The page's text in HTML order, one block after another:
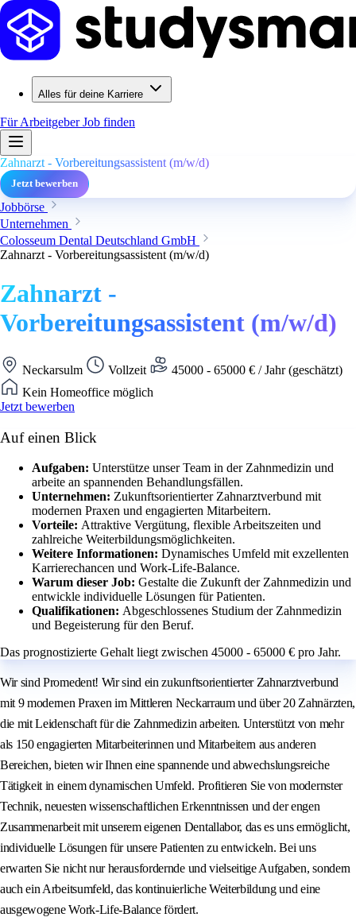
Alles für deine Karriere
Für ArbeitgeberJob finden
Zahnarzt - Vorbereitungsassistent (m/w/d)
Jetzt bewerben
Jobbörse
Unternehmen
Colosseum Dental Deutschland GmbH
Zahnarzt - Vorbereitungsassistent (m/w/d)
Zahnarzt -
Vorbereitungsassistent (m/w/d)
Neckarsulm Vollzeit
45000 - 65000 € / Jahr (geschätzt)
Kein Homeoffice möglich
Jetzt bewerben
Auf einen Blick
Aufgaben: Unterstütze unser Team in der Zahnmedizin und
arbeite an spannenden Behandlungsfällen.
Unternehmen: Zukunftsorientierter Zahnarztverbund mit
modernen Praxen und engagierten Mitarbeitern.
Vorteile: Attraktive Vergütung, flexible Arbeitszeiten und
zahlreiche Weiterbildungsmöglichkeiten.
Weitere Informationen: Dynamisches Umfeld mit exzellenten
Karrierechancen und Work-Life-Balance.
Warum dieser Job: Gestalte die Zukunft der Zahnmedizin und
entwickle individuelle Lösungen für Patienten.
Qualifikationen: Abgeschlossenes Studium der Zahnmedizin
und Begeisterung für den Beruf.
Das prognostizierte Gehalt liegt zwischen 45000 - 65000 € pro Jahr.
Wir sind Promedent! Wir sind ein zukunftsorientierter Zahnarztverbund
mit 9 modernen Praxen im Mittleren Neckarraum und über 20 Zahnärzten,
die mit Leidenschaft für die Zahnmedizin arbeiten. Unterstützt von mehr
als 150 engagierten Mitarbeiterinnen und Mitarbeitern aus anderen
Bereichen, bieten wir Ihnen eine spannende und abwechslungsreiche
Tätigkeit in einem dynamischen Umfeld. Profitieren Sie von modernster
Technik, neuesten wissenschaftlichen Erkenntnissen und der engen
Zusammenarbeit mit unserem eigenen Dentallabor, das es uns ermöglicht,
individuelle Lösungen für unsere Patienten zu entwickeln. Bei uns
erwarten Sie nicht nur herausfordernde und vielseitige Aufgaben, sondern
auch ein Arbeitsumfeld, das kontinuierliche Weiterbildung und eine
ausgewogene Work-Life-Balance fördert.